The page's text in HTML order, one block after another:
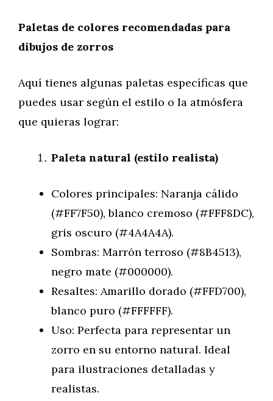
Paletas de colores recomendadas para
dibujos de zorros
Aquí tienes algunas paletas específicas que
puedes usar según el estilo o la atmósfera
que quieras lograr:
Paleta natural (estilo realista)
Colores principales: Naranja cálido
(#FF7F50), blanco cremoso (#FFF8DC),
gris oscuro (#4A4A4A).
Sombras: Marrón terroso (#8B4513),
negro mate (#000000).
Resaltes: Amarillo dorado (#FFD700),
blanco puro (#FFFFFF).
Uso: Perfecta para representar un
zorro en su entorno natural. Ideal
para ilustraciones detalladas y
realistas.